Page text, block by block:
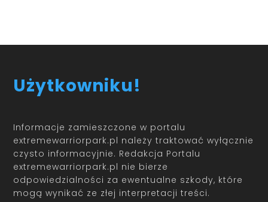
Użytkowniku!
Informacje zamieszczone w portalu
extremewarriorpark.pl należy traktować wyłącznie
czysto informacyjnie. Redakcja Portalu
extremewarriorpark.pl nie bierze
odpowiedzialności za ewentualne szkody, które
mogą wynikać ze złej interpretacji treści.